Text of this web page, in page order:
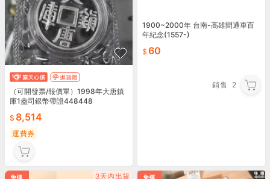
（可開發票/報價單）1998年大唐鎮
庫1盎司銀幣帶證448448
8,514
運費券
1900~2000年 台南-高雄間通車百
年紀念(1557-)
60
銷售 2